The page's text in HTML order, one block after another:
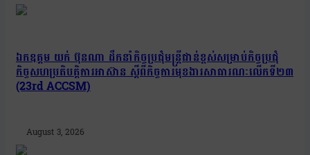
ឯកឧត្តម យក់ ប៊ុនណា ដឹកនាំកិច្ចប្រជុំមន្ត្រីជាន់ខ្ពស់សម្រាប់កិច្ចប្រជុំ
កិច្ចសហប្រតិបត្តិការអាស៊ាន ស្តីពីកិច្ចការមុខងារសាធារណៈលើកទី២៣
(23rd ACCSM)
August 3, 2026